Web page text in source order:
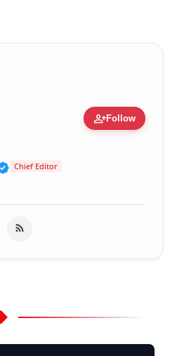
person_addFollow
Verified Public Figure
Chief Editor